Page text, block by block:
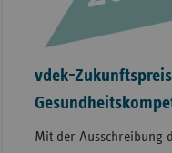
vdek-
Mit der Ausschreibung